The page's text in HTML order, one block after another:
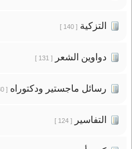
التزكية[ 140 ]
دواوين الشعر[ 131 ]
رسائل ماجستير ودكتوراه[ 130 ]
التفاسير[ 124 ]